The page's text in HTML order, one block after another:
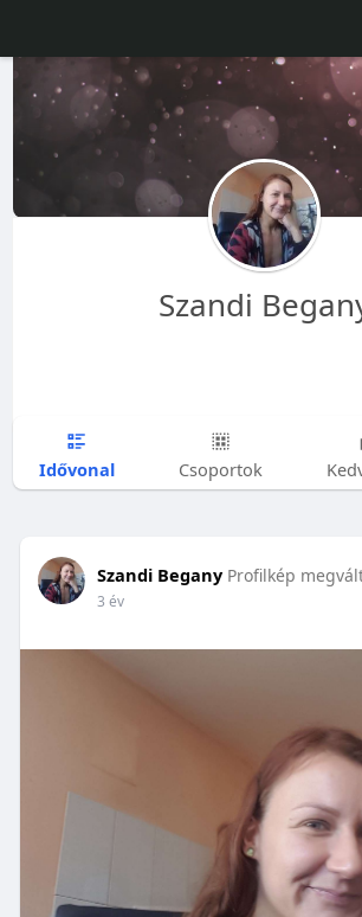
Szandi
Idővonal Csoportok
Szandi Begany Profilkép
3 év